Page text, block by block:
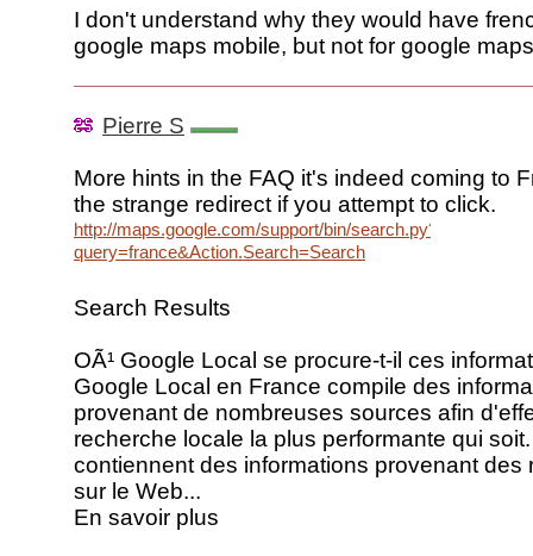
I don't understand why they would have
google maps mobile, but not for google
Pierre S
More hints in the FAQ it's indeed coming to
the strange redirect if you attempt to click.
http://maps.google.com/support/bin/search.py?
query=france&Action.Search=Search
Search Results
OÃ¹ Google Local se procure-t-il ces
Google Local en France compile des
provenant de nombreuses sources afin
recherche locale la plus performante qui
contiennent des informations provenant des
sur le Web...
En savoir plus